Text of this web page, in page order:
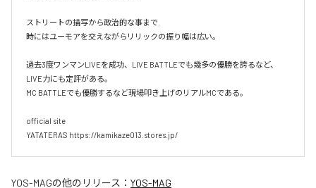
ストリートの描写から政治的な事まで.
時にはユーモアを交えながらリリックの振り幅は広い。
過去3度ワンマンLIVEを成功、LIVE BATTLEでも幾多の優勝を誇るなど、
LIVE力にも定評がある。
MC BATTLEでも優勝するなど現場叩き上げのリアルMCである。
official site
YATATERAS https://kamikaze013.stores.jp/
YOS-MAGの他のリリース： YOS-MAG